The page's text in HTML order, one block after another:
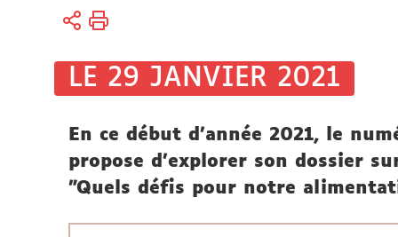
ici :
LE 29 JANVIER 2021
En ce début d’année 2021, le
propose d’explorer son dossier
"Quels défis pour notre